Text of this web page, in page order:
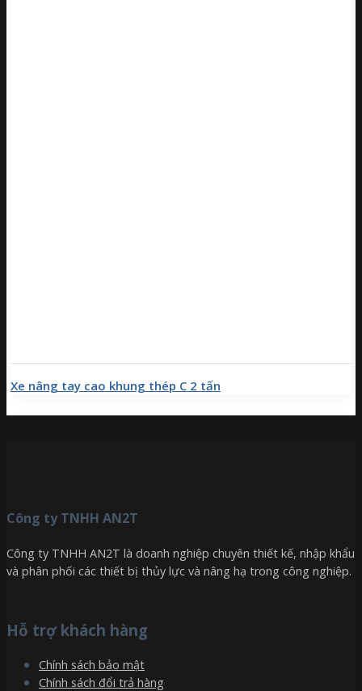
Xe nâng tay cao khung thép C 2 tấn
Công ty TNHH AN2T
Công ty TNHH AN2T là doanh nghiệp chuyên thiết kế, nhập khẩu
và phân phối các thiết bị thủy lực và nâng hạ trong công nghiệp.
Hỗ trợ khách hàng
Chính sách bảo mật
Chính sách đổi trả hàng